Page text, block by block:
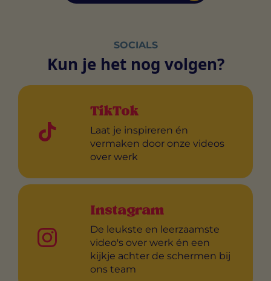
SOCIALS
Kun je het nog volgen?
TikTok
Laat je inspireren én
vermaken door onze videos
over werk
Instagram
De leukste en leerzaamste
video's over werk én een
kijkje achter de schermen bij
ons team